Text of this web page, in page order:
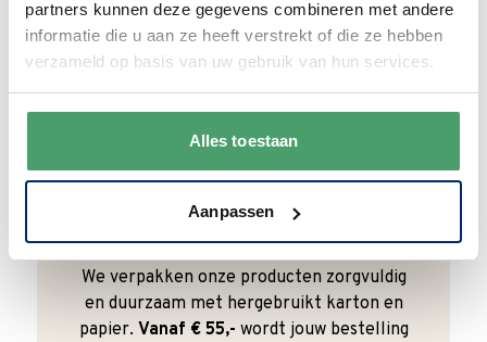
partners kunnen deze gegevens combineren met andere
informatie die u aan ze heeft verstrekt of die ze hebben
verzameld op basis van uw gebruik van hun services.
Alles toestaan
Aanpassen
gewoon. We zijn bereikbaar vanmaandag
t/m vrijdag van 9:00 - 17:00.
0345 63 30 01
Duurzaam
We verpakken onze producten zorgvuldig
en duurzaam met hergebruikt karton en
papier. Vanaf € 55,- wordt jouw bestelling